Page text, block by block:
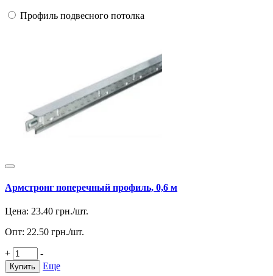
Профиль подвесного потолка
Армстронг поперечный профиль, 0,6 м
Цена: 23.40 грн./шт.
Опт: 22.50 грн./шт.
+ -
Купить Еще